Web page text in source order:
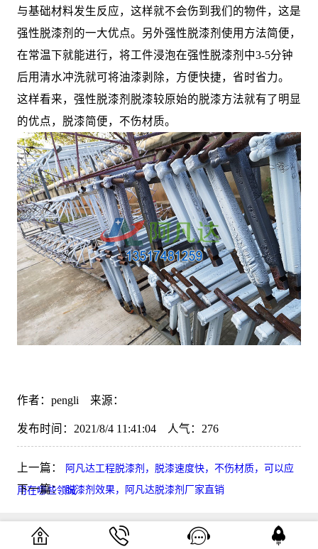
与基础材料发生反应，这样就不会伤到我们的物件，这是
强性脱漆剂的一大优点。另外强性脱漆剂使用方法简便，
在常温下就能进行，将工件浸泡在强性脱漆剂中3-5分钟
后用清水冲洗就可将油漆剥除，方便快捷，省时省力。
这样看来，强性脱漆剂脱漆较原始的脱漆方法就有了明显
的优点，脱漆简便，不伤材质。
作者：pengli 来源：
发布时间：2021/8/4 11:41:04 人气： 276
上一篇： 阿凡达工程脱漆剂，脱漆速度快，不伤材质，可以应
用在哪些领域
下一篇：脱漆剂效果，阿凡达脱漆剂厂家直销